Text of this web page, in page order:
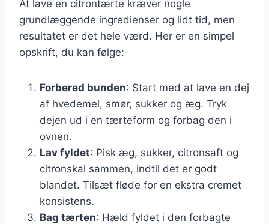
At lave en citrontærte kræver nogle
grundlæggende ingredienser og lidt tid, men
resultatet er det hele værd. Her er en simpel
opskrift, du kan følge:
Forbered bunden: Start med at lave en dej
af hvedemel, smør, sukker og æg. Tryk
dejen ud i en tærteform og forbag den i
ovnen.
Lav fyldet: Pisk æg, sukker, citronsaft og
citronskal sammen, indtil det er godt
blandet. Tilsæt fløde for en ekstra cremet
konsistens.
Bag tærten: Hæld fyldet i den forbagte